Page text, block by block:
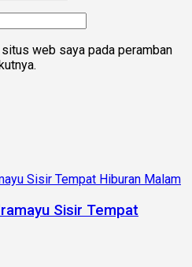
web saya pada peramban
Sisir Tempat